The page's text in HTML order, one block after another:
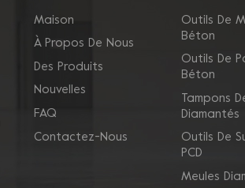
Maison
À Propos De Nous
Des Produits
Nouvelles
FAQ
Contactez-Nous
Outils De
Béton
Outils De
Béton
Tampons
Diamantés
Outils De
PCD
Meules